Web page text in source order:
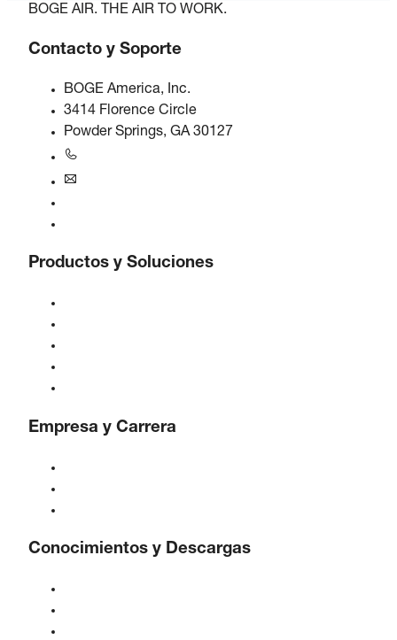
BOGE AIR. THE AIR TO WORK.
Contacto y Soporte
BOGE America, Inc.
3414 Florence Circle
Powder Springs, GA 30127
Productos y Soluciones
Empresa y Carrera
Conocimientos y Descargas